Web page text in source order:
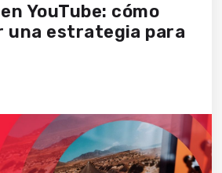
YouTube: cómo
una estrategia para